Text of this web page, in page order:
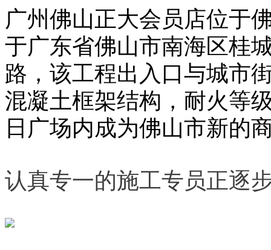
广州佛山正大会员店位于
于广东省佛山市南海区桂
路，该工程出入口与城市
混凝土框架结构，耐火等
日广场内成为佛山市新的
认真专一的施工专员正逐